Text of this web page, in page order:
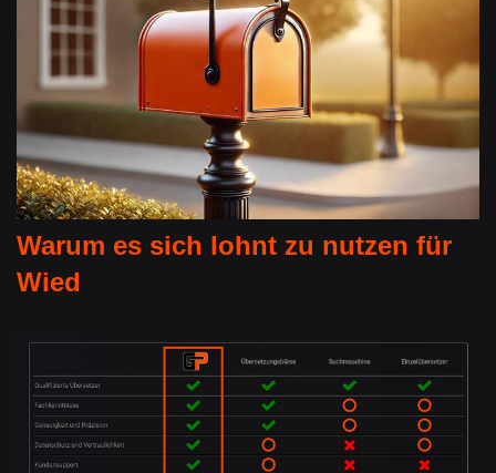
Warum es sich lohnt zu nutzen für
Wied